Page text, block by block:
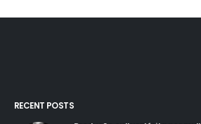
RECENT POSTS